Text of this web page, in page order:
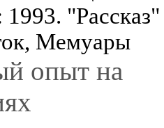
"Рассказ"
Мемуары
опыт на